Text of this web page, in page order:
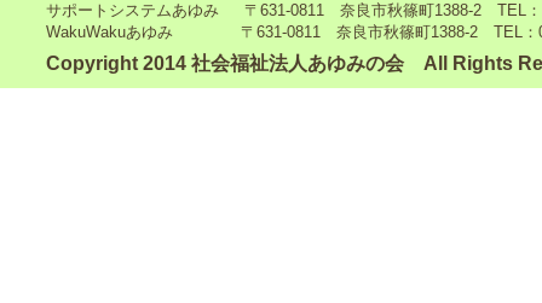
サポートシステムあゆみ 〒631-0811 奈良市秋篠町1388-2 TEL：
WakuWakuあゆみ 〒631-0811 奈良市秋篠町1388-2 TEL：
Copyright 2014 社会福祉法人あゆみの会 All Rights